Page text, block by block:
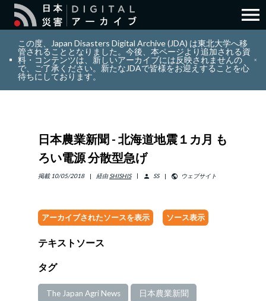
search 検索
layers コレクション
info_outline リソース
アバウト
ENGLISH 日本語
menu
この度、Japan Disasters Digital Archive (JDA) は東北大学へ移
管されることとなりました。今後、本ページより追加される資
料・コンテンツは、新しいアーカイブには反映されませんの
で、ご了承ください。新たなJDAで皆様をお迎えすることを心
待ちにしております。
日本農業新聞 - 北海道地震１カ月 も
ろい電源 分散型急げ
掲載 10/05/2018 経由 SHISHIS person SS public ウェブサイト
アーカイブされたソースを表示 ソース表示
テキストソース
タグ
The Japan Agri News 日本農業新聞